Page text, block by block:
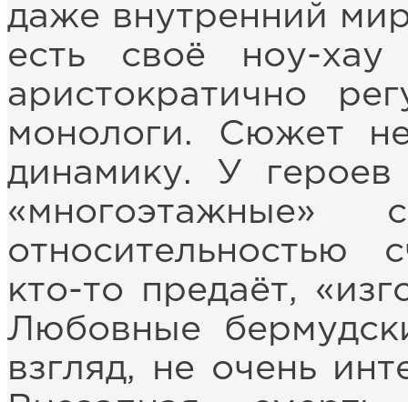
даже внутренний
есть своё ноу-
аристократично
монологи. Сюжет
динамику. У
относительностью
кто-то предаёт,
Любовные
взгляд, не очень